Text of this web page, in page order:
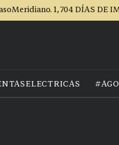
1,704 DÍAS DE